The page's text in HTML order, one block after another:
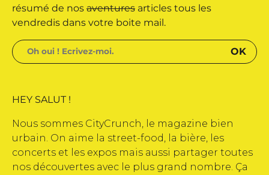
par Buena Onda Web •
résumé de nos aventures articles tous les
vendredis dans votre boite mail.
HEY SALUT !
Nous sommes CityCrunch, le magazine bien
urbain. On aime la street-food, la bière, les
concerts et les expos mais aussi partager toutes
nos découvertes avec le plus grand nombre. Ça